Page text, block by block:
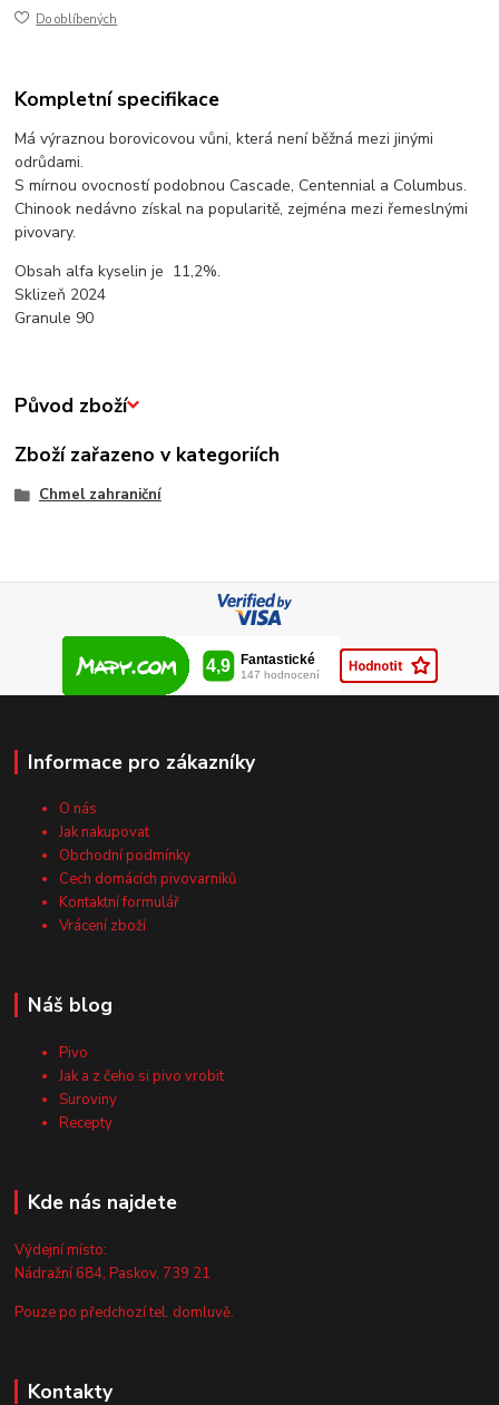
Do oblíbených
Kompletní specifikace
Má výraznou borovicovou vůni, která není běžná mezi jinými
odrůdami.
S mírnou ovocností podobnou Cascade, Centennial a Columbus.
Chinook nedávno získal na popularitě, zejména mezi řemeslnými
pivovary.
Obsah alfa kyselin je 11,2%.
Sklizeň 2024
Granule 90
Původ zboží
Zboží zařazeno v kategoriích
Chmel zahraniční
Informace pro zákazníky
O nás
Jak nakupovat
Obchodní podmínky
Cech domácích pivovarníků
Kontaktní formulář
Vrácení zboží
Náš blog
Pivo
Jak a z čeho si pivo vrobit
Suroviny
Recepty
Kde nás najdete
Výdejní místo:
Nádražní 684, Paskov, 739 21
Pouze po předchozí tel. domluvě.
Kontakty